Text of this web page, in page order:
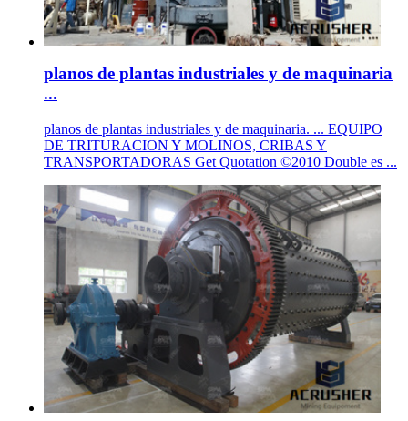
planos de plantas industriales y de maquinaria
...
planos de plantas industriales y de maquinaria. ... EQUIPO
DE TRITURACION Y MOLINOS, CRIBAS Y
TRANSPORTADORAS Get Quotation ©2010 Double es ...